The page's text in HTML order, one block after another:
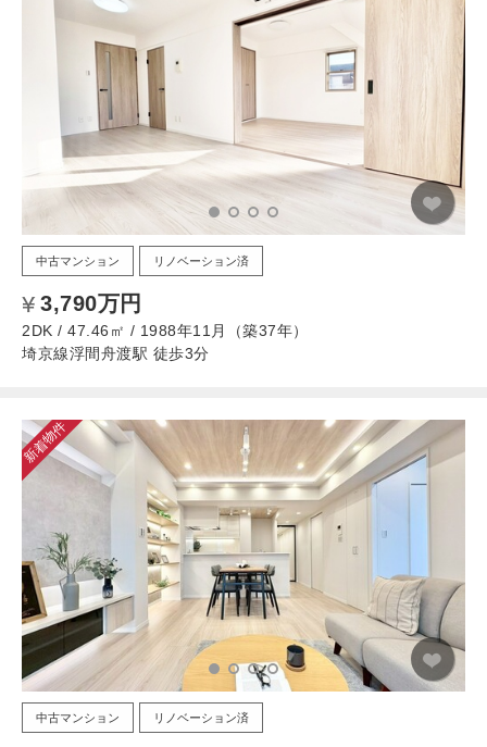
中古マンション リノベーション済
3,790万円
2DK / 47.46㎡ / 1988年11月（築37年）
埼京線浮間舟渡駅 徒歩3分
新着物件
中古マンション リノベーション済